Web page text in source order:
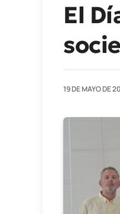
El
19 DE MAYO DE